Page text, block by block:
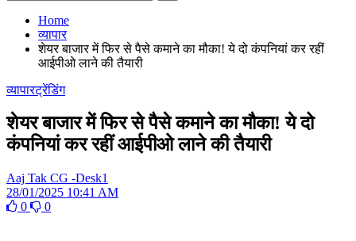
Home
व्यापार
शेयर बाजार में फ‍िर से पैसे कमाने का मौका! ये दो कंपन‍ियां कर रहीं
आईपीओ लाने की तैयारी
व्यापारट्रेंडिंग
शेयर बाजार में फ‍िर से पैसे कमाने का मौका! ये दो
कंपन‍ियां कर रहीं आईपीओ लाने की तैयारी
Aaj Tak CG -Desk1
28/01/2025 10:41 AM
0
0